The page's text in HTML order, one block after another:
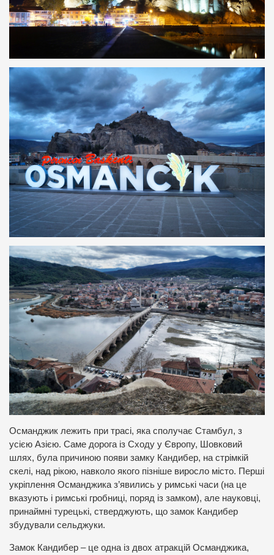
Османджик лежить при трасі, яка сполучає Стамбул, з
усією Азією. Саме дорога із Сходу у Європу, Шовковий
шлях, була причиною появи замку Кандибер, на стрімкій
скелі, над рікою, навколо якого пізніше виросло місто. Перші
укріплення Османджика з’явились у римські часи (на це
вказують і римські гробниці, поряд із замком), але науковці,
принаймні турецькі, стверджують, що замок Кандибер
збудували сельджуки.
Замок Кандибер – це одна із двох атракцій Османджика,